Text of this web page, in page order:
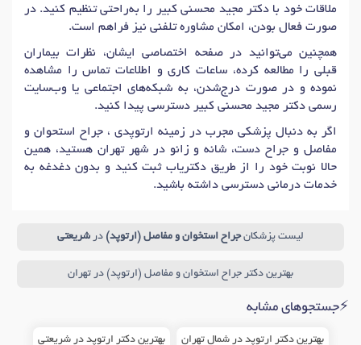
ملاقات خود با دکتر مجید محسنی کبیر را به‌راحتی تنظیم کنید. در
صورت فعال بودن، امکان مشاوره تلفنی نیز فراهم است.
همچنین می‌توانید در صفحه اختصاصی ایشان، نظرات بیماران
قبلی را مطالعه کرده، ساعات کاری و اطلاعات تماس را مشاهده
نموده و در صورت درج‌شدن، به شبکه‌های اجتماعی یا وب‌سایت
رسمی دکتر مجید محسنی کبیر دسترسی پیدا کنید.
اگر به دنبال پزشکی مجرب در زمینه ارتوپدی ، جراح استحوان و
مفاصل و جراح دست، شانه و زانو در شهر تهران هستید، همین
حالا نوبت خود را از طریق دکتریاب ثبت کنید و بدون دغدغه به
خدمات درمانی دسترسی داشته باشید.
لیست پزشکانجراح استخوان و مفاصل (ارتوپد) در شریعتی
بهترین دکتر جراح استخوان و مفاصل (ارتوپد) در تهران
⚡جستجوهای مشابه
بهترین دکتر ارتوپد در شمال تهران بهترین دکتر ارتوپد در شریعتی